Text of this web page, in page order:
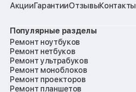
АкцииГарантииОтзывыКонтакты
Популярные разделы
Ремонт ноутбуков
Ремонт нетбуков
Ремонт ультрабуков
Ремонт моноблоков
Ремонт проекторов
Ремонт планшетов